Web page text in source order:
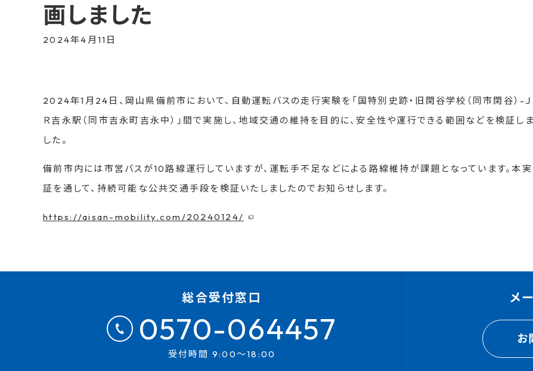
画しました
2024年4月11日
2024年1月24日、岡山県備前市において、自動運転バスの走行実験を「国特別史跡・旧閑谷学校（同市閑谷）-Ｊ
Ｒ吉永駅（同市吉永町吉永中）」間で実施し、地域交通の維持を目的に、安全性や運行できる範囲などを検証しま
した。
備前市内には市営バスが10路線運行していますが、運転手不足などによる路線維持が課題となっています。本実
証を通して、持続可能な公共交通手段を検証いたしましたのでお知らせします。
https://aisan-mobility.com/20240124/
総合受付窓口
0570-064457
受付時間 9:00～18:00
メ
お